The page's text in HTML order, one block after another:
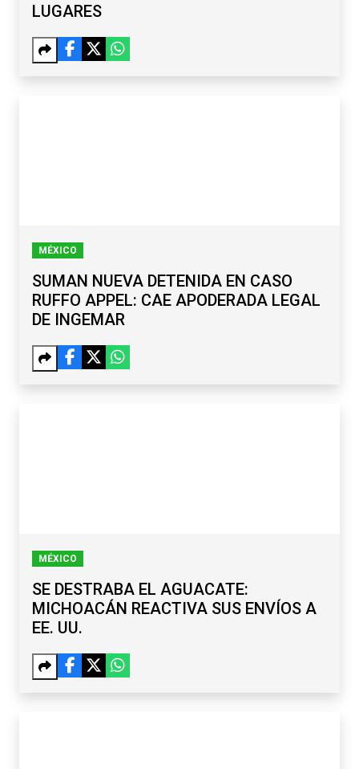
LUGARES
MÉXICO
SUMAN NUEVA DETENIDA EN CASO
RUFFO APPEL: CAE APODERADA LEGAL
DE INGEMAR
MÉXICO
SE DESTRABA EL AGUACATE:
MICHOACÁN REACTIVA SUS ENVÍOS A
EE. UU.